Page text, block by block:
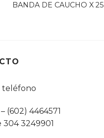
BANDA DE CAUCHO X 25
teléfono
(602) 4464571
304 3249901